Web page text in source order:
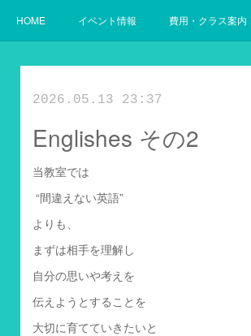
HOME イベント情報 費用・クラス案内
2026.05.13 23:37
Englishes その2
当教室では
“間違えない英語”
よりも、
まずは相手を理解し
自分の思いや考えを
伝えようとすることを
大切に育てていきたいと